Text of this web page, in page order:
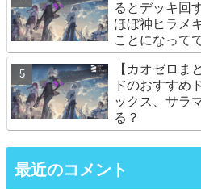
るとデッキ回
ほぼ神ヒラメ
ことになって
【カオゼロま
ドのおすすめ
ックス、サラ
る？
最近のコメント